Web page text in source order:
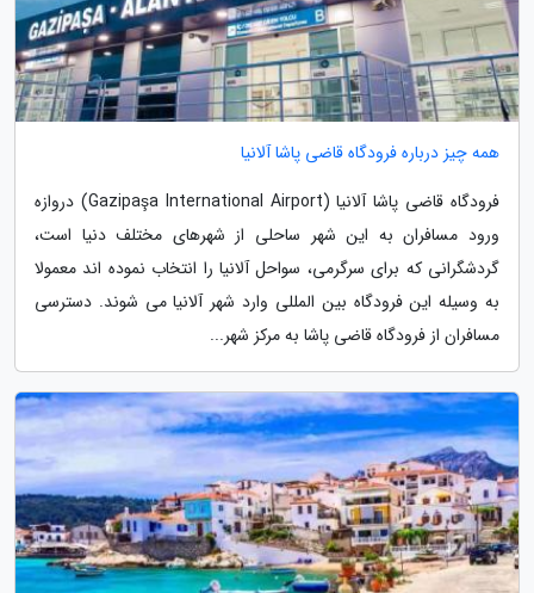
همه چیز درباره فرودگاه قاضی پاشا آلانیا
فرودگاه قاضی پاشا آلانیا (Gazipaşa International Airport) دروازه
ورود مسافران به این شهر ساحلی از شهرهای مختلف دنیا است،
گردشگرانی که برای سرگرمی، سواحل آلانیا را انتخاب نموده اند معمولا
به وسیله این فرودگاه بین المللی وارد شهر آلانیا می شوند. دسترسی
مسافران از فرودگاه قاضی پاشا به مرکز شهر...